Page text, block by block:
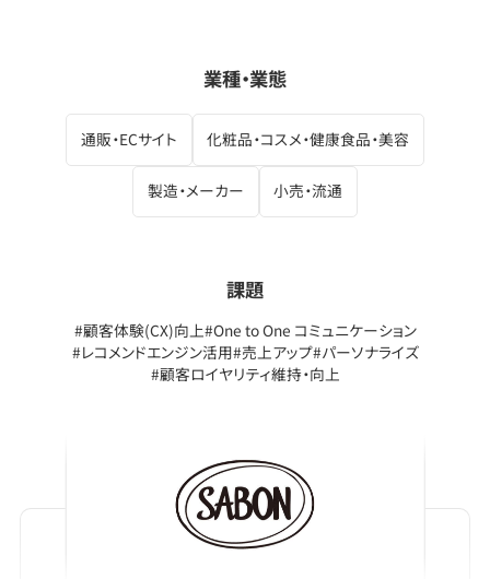
業種・業態
通販・ECサイト 化粧品・コスメ・健康食品・美容
製造・メーカー 小売・流通
課題
#顧客体験(CX)向上#One to One コミュニケーション
#レコメンドエンジン活用#売上アップ#パーソナライズ
#顧客ロイヤリティ維持・向上